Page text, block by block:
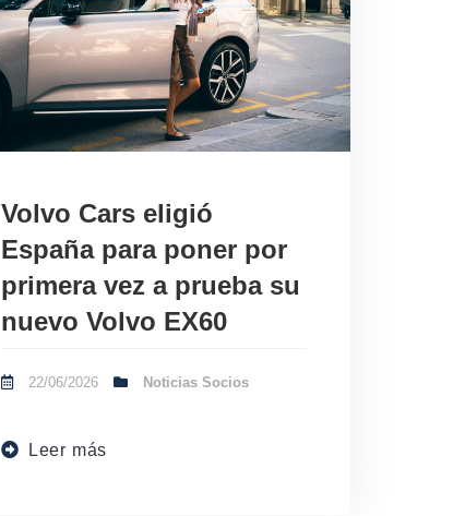
Volvo Cars eligió
España para poner por
primera vez a prueba su
nuevo Volvo EX60
22/06/2026 Noticias Socios
Leer más